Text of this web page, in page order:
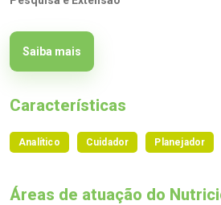
Saiba mais
Características
Analítico Cuidador Planejador
Áreas de atuação do